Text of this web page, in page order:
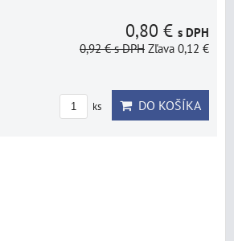
0,80 € s DPH
0,92 €s DPH Zľava 0,12 €
ks DO KOŠÍKA